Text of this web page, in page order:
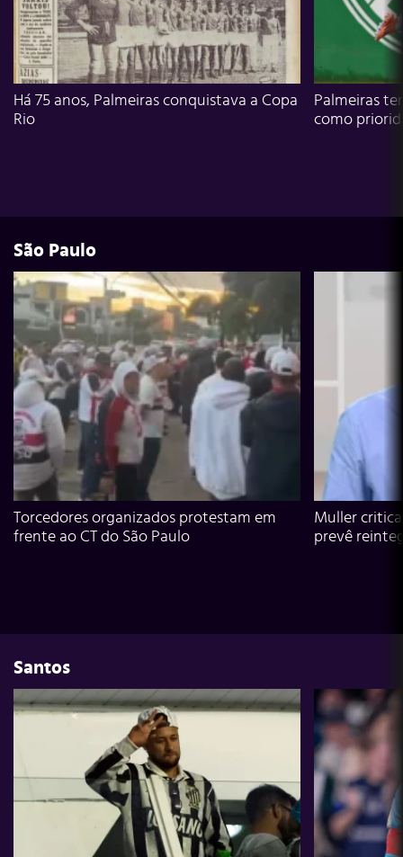
Há 75 anos, Palmeiras conquistava a Copa
Rio
Palmeiras
como
São Paulo
Torcedores organizados protestam em
frente ao CT do São Paulo
Muller
prevê
Santos